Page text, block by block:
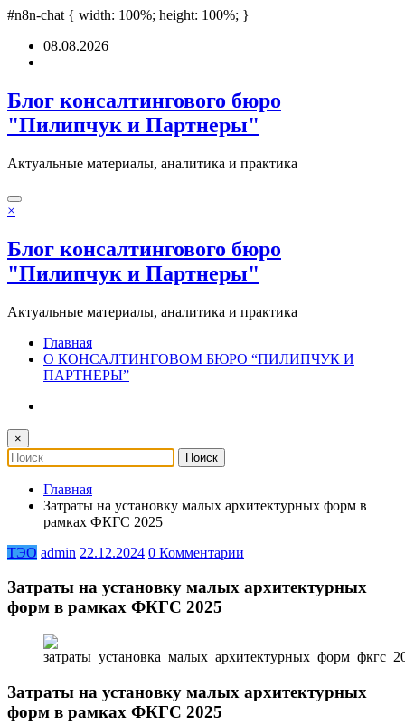
grandpashabettürk ifşaPadişahbetonline casinos
#n8n-chat { width: 100%; height: 100%; }
Перейти08.08.2026
Блог консалтингового бюро
"Пилипчук и Партнеры"
Актуальные материалы, аналитика и практика
×
Блог консалтингового бюро
"Пилипчук и Партнеры"
Актуальные материалы, аналитика и практика
Главная
О КОНСАЛТИНГОВОМ БЮРО “ПИЛИПЧУК И
ПАРТНЕРЫ”
×
Главная
Затраты на установку малых архитектурных форм в
рамках ФКГС 2025
ТЭО admin 22.12.2024 0 Комментарии
Затраты на установку малых архитектурных
форм в рамках ФКГС 2025
Затраты на установку малых архитектурных
форм в рамках ФКГС 2025